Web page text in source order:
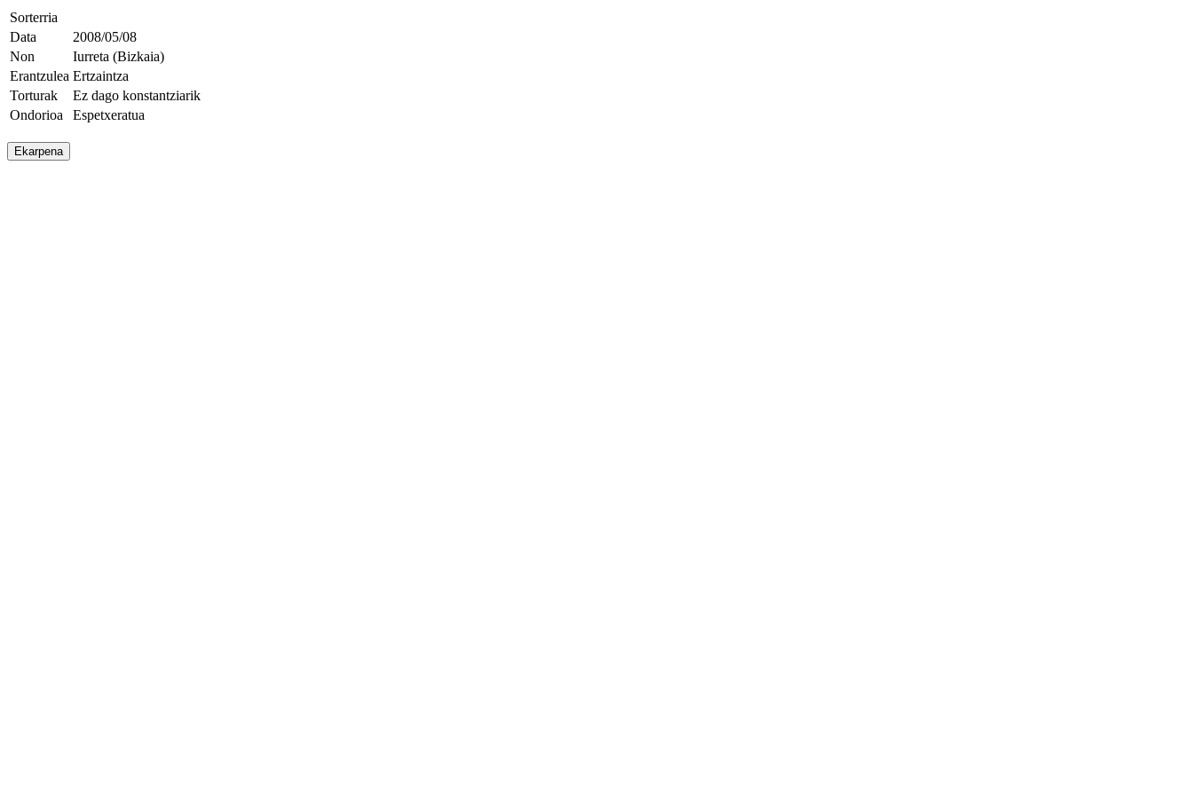
Sorterria
Data
2008/05/08
Non
Iurreta (Bizkaia)
Erantzulea Ertzaintza
Torturak
Ez dago konstantziarik
Ondorioa
Espetxeratua